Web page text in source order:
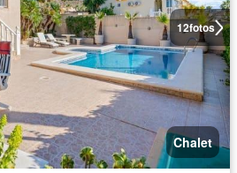
12fotos
Chalet